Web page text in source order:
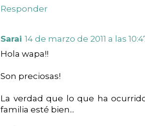
Responder
Sarai 14 de marzo de 2011 a las
Hola wapa!!
Son preciosas!
La verdad que lo que ha
familia esté bien...